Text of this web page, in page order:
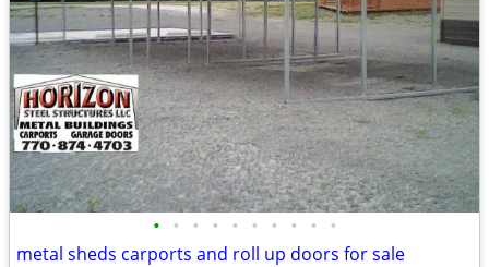
• • • • • • • • • •
metal sheds carports and roll up doors for sale